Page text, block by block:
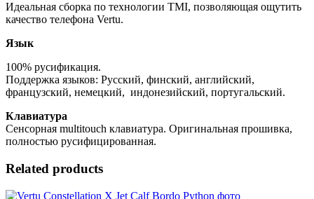
Идеальная сборка по технологии TMI, позволяющая ощутить
качество телефона Vertu.
Язык
100% русификация.
Поддержка языков: Русский, финский, английский,
французский, немецкий, индонезийский, португальский.
Клавиатура
Сенсорная multitouch клавиатура. Оригинальная прошивка,
полностью русифицированная.
Related products